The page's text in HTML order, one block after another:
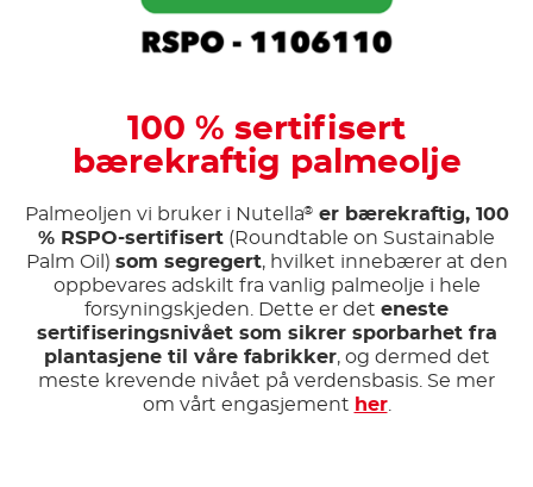
100 % sertifisert
bærekraftig palmeolje
Palmeoljen vi bruker i Nutella® er bærekraftig, 100
% RSPO-sertifisert (Roundtable on Sustainable
Palm Oil) som segregert, hvilket innebærer at den
oppbevares adskilt fra vanlig palmeolje i hele
forsyningskjeden. Dette er det eneste
sertifiseringsnivået som sikrer sporbarhet fra
plantasjene til våre fabrikker, og dermed det
meste krevende nivået på verdensbasis. Se mer
om vårt engasjement her.